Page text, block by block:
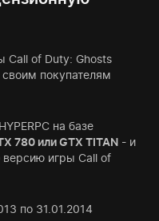
Call of Duty: Ghosts
своим покупателям
на базе
780 или GTX TITAN - и
версию игры Call of
по 31.01.2014